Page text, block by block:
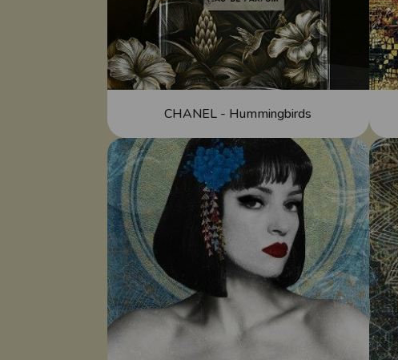
CHANEL - Hummingbirds